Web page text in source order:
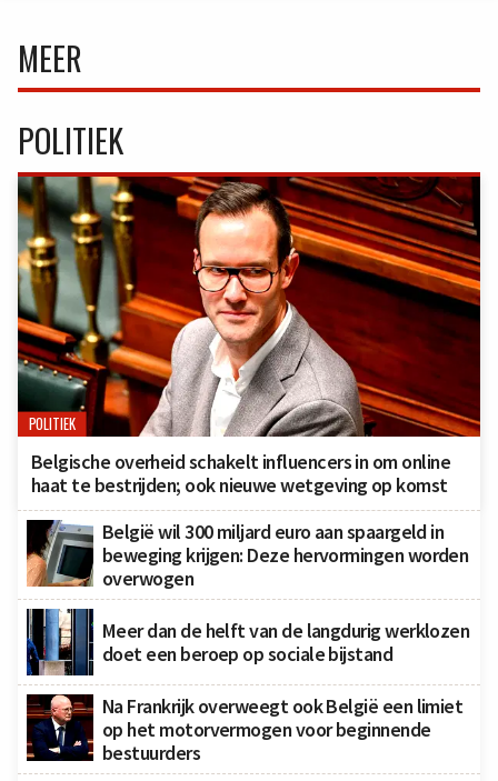
MEER
POLITIEK
POLITIEK
Belgische overheid schakelt influencers in om online
haat te bestrijden; ook nieuwe wetgeving op komst
België wil 300 miljard euro aan spaargeld in
beweging krijgen: Deze hervormingen worden
overwogen
Meer dan de helft van de langdurig werklozen
doet een beroep op sociale bijstand
Na Frankrijk overweegt ook België een limiet
op het motorvermogen voor beginnende
bestuurders